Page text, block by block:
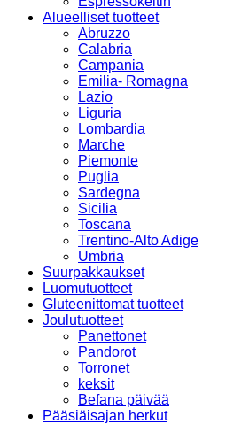
Alueelliset tuotteet
Abruzzo
Calabria
Campania
Emilia- Romagna
Lazio
Liguria
Lombardia
Marche
Piemonte
Puglia
Sardegna
Sicilia
Toscana
Trentino-Alto Adige
Umbria
Suurpakkaukset
Luomutuotteet
Gluteenittomat tuotteet
Joulutuotteet
Panettonet
Pandorot
Torronet
keksit
Befana päivää
Pääsiäisajan herkut